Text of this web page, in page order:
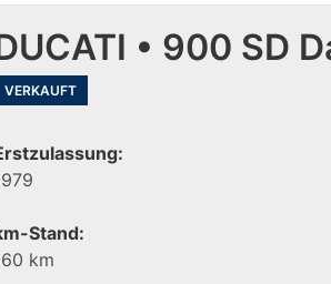
• 900 SD
VERKAUFT
Stand:
km